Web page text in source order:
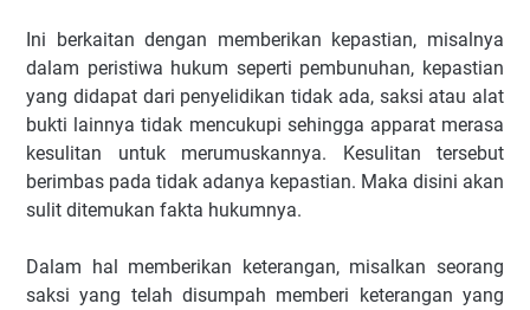
Ini berkaitan dengan memberikan kepastian, misalnya
dalam peristiwa hukum seperti pembunuhan, kepastian
yang didapat dari penyelidikan tidak ada, saksi atau alat
bukti lainnya tidak mencukupi sehingga apparat merasa
kesulitan untuk merumuskannya. Kesulitan tersebut
berimbas pada tidak adanya kepastian. Maka disini akan
sulit ditemukan fakta hukumnya.
Dalam hal memberikan keterangan, misalkan seorang
saksi yang telah disumpah memberi keterangan yang